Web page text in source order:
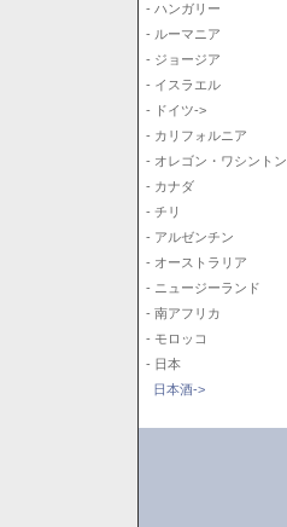
- ハンガリー
- ルーマニア
- ジョージア
- イスラエル
- ドイツ->
- カリフォルニア
- オレゴン・ワシントン
- カナダ
- チリ
- アルゼンチン
- オーストラリア
- ニュージーランド
- 南アフリカ
- モロッコ
- 日本
日本酒->